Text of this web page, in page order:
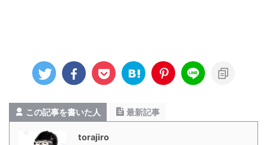
この記事を書いた人 最新記事
torajiro